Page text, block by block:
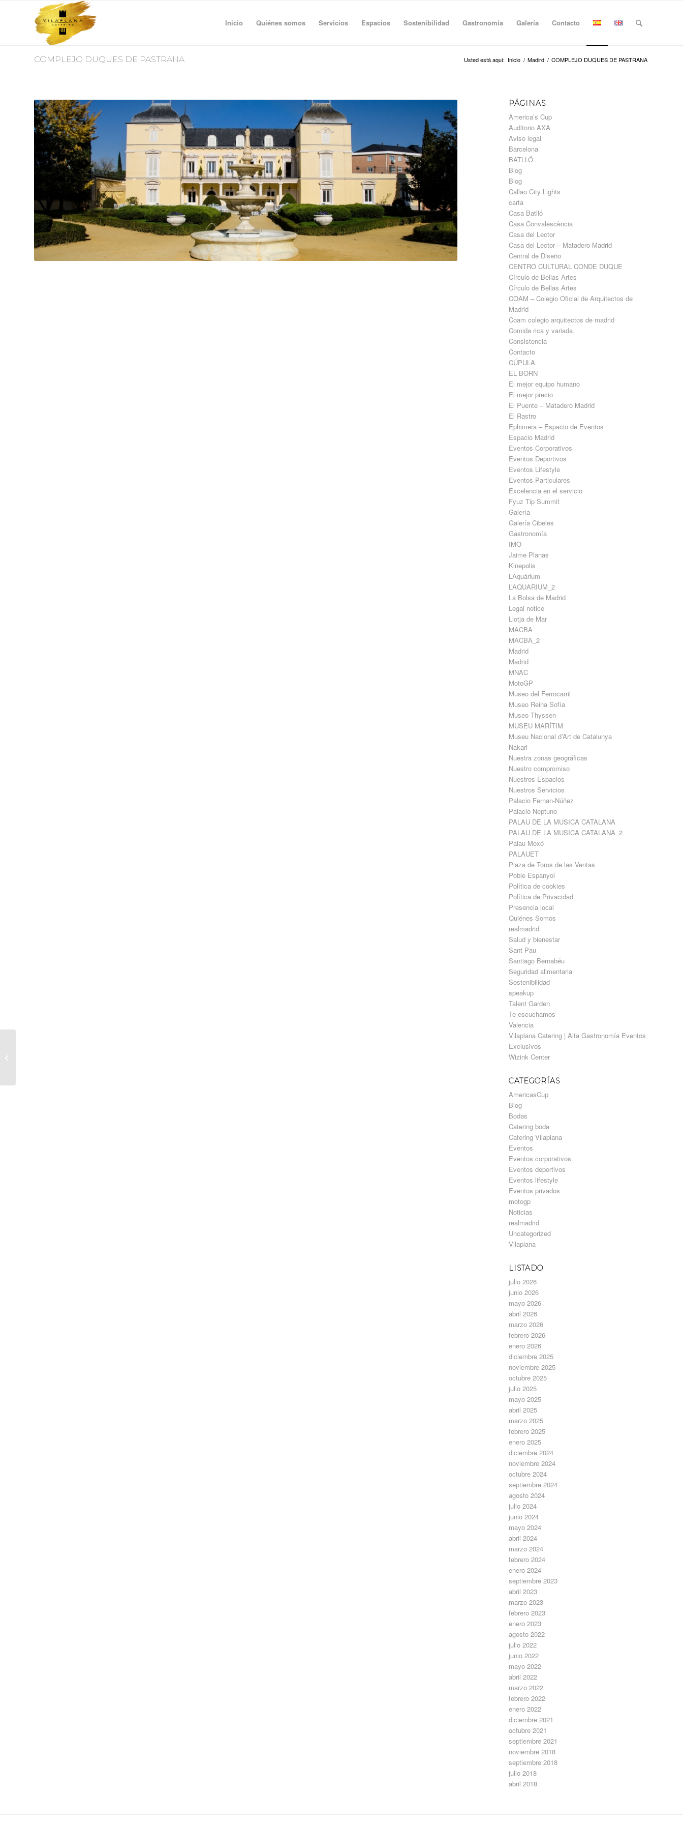
Inicio Quiénes somos Servicios Espacios Sostenibilidad Gastronomía Galería Contacto
COMPLEJO DUQUES DE PASTRANA Usted está aquí: Inicio / Madird / COMPLEJO DUQUES DE PASTRANA
PÁGINAS
America’s Cup
Auditorio AXA
Aviso legal
Barcelona
BATLLÓ
Blog
Blog
Callao City Lights
carta
Casa Batlló
Casa Convalescència
Casa del Lector
Casa del Lector – Matadero Madrid
Central de Diseño
CENTRO CULTURAL CONDE DUQUE
Círculo de Bellas Artes
Círculo de Bellas Artes
COAM – Colegio Oficial de Arquitectos de
Madrid
Coam colegio arquitectos de madrid
Comida rica y variada
Consistencia
Contacto
CÚPULA​
EL BORN
El mejor equipo humano
El mejor precio
El Puente – Matadero Madrid
El Rastro
Ephimera – Espacio de Eventos
Espacio Madrid
Eventos Corporativos
Eventos Deportivos
Eventos Lifestyle
Eventos Particulares
Excelencia en el servicio
Fyuz Tip Summit
Galería
Galería Cibeles
Gastronomía
IMO
Jaime Planas
Kinepolis
L’Aquàrium
L’AQUARIUM_2
La Bolsa de Madrid
Legal notice
Llotja de Mar
MACBA
MACBA_2
Madrid
Madrid
MNAC
MotoGP
Museo del Ferrocarril
Museo Reina Sofía
Museo Thyssen
MUSEU MARÍTIM
Museu Nacional d’Art de Catalunya
Nakari
Nuestra zonas geográficas
Nuestro compromiso
Nuestros Espacios
Nuestros Servicios
Palacio Fernan-Núñez
Palacio Neptuno
PALAU DE LA MUSICA CATALANA
PALAU DE LA MUSICA CATALANA_2
Palau Moxó
PALAUET
Plaza de Toros de las Ventas
Poble Espanyol
Política de cookies
Política de Privacidad
Presencia local
Quiénes Somos
realmadrid
Salud y bienestar
Sant Pau
Santiago Bernabéu
Seguridad alimentaria
Sostenibilidad
speakup
Talent Garden
Te escuchamos
Valencia
Vilaplana Catering | Alta Gastronomía Eventos
Exclusivos
Wizink Center
CATEGORÍAS
AmericasCup
Blog
Bodas
Catering boda
Catering Vilaplana
Eventos
Eventos corporativos
Eventos deportivos
Eventos lifestyle
Eventos privados
motogp
Noticias
realmadrid
Uncategorized
Vilaplana
LISTADO
julio 2026
junio 2026
mayo 2026
abril 2026
marzo 2026
febrero 2026
enero 2026
diciembre 2025
noviembre 2025
octubre 2025
julio 2025
mayo 2025
abril 2025
marzo 2025
febrero 2025
enero 2025
diciembre 2024
noviembre 2024
octubre 2024
septiembre 2024
agosto 2024
julio 2024
junio 2024
mayo 2024
abril 2024
marzo 2024
febrero 2024
enero 2024
septiembre 2023
abril 2023
marzo 2023
febrero 2023
enero 2023
agosto 2022
julio 2022
junio 2022
mayo 2022
abril 2022
marzo 2022
febrero 2022
enero 2022
diciembre 2021
octubre 2021
septiembre 2021
noviembre 2018
septiembre 2018
julio 2018
abril 2018